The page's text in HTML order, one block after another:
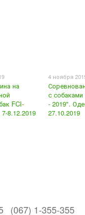
на
FCI-
8.12.2019
4 ноября
с
- 2019".
27.10.2019
(067) 1-355-355